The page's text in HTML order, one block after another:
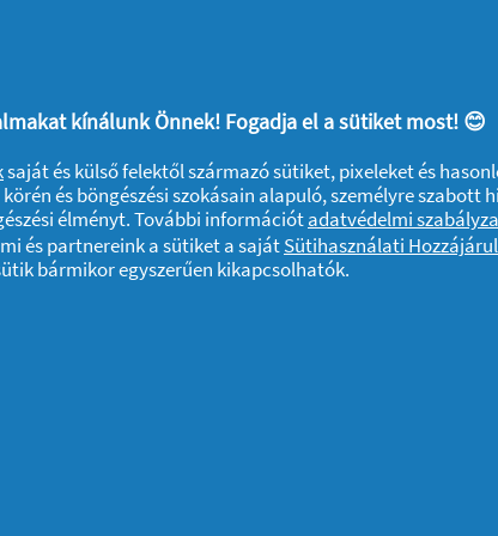
hálózati átalakító
kínálunk Önnek! Fogadja el a sütiket most! 😊
saját és külső felektől származó sütiket, pixeleket és
és böngészési szokásain alapuló, személyre szabott
élményt. További információtadatvédelmi
és partnereink a sütiket a sajátSütihasználati
bármikor egyszerűen kikapcsolhatók.